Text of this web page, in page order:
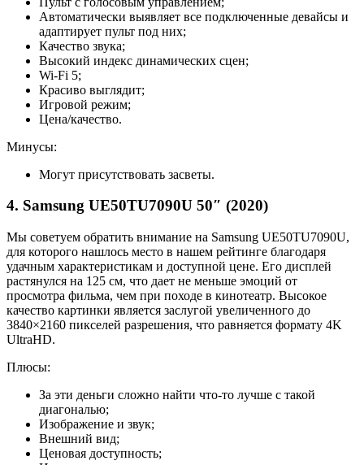
Автоматически выявляет все подключенные девайсы и
адаптирует пульт под них;
Качество звука;
Высокий индекс динамических сцен;
Wi-Fi 5;
Красиво выглядит;
Игровой режим;
Цена/качество.
Минусы:
Могут присутствовать засветы.
4. Samsung UE50TU7090U 50″ (2020)
Мы советуем обратить внимание на Samsung UE50TU7090U,
для которого нашлось место в нашем рейтинге благодаря
удачным характеристикам и доступной цене. Его дисплей
растянулся на 125 см, что дает не меньше эмоций от
просмотра фильма, чем при походе в кинотеатр. Высокое
качество картинки является заслугой увеличенного до
3840×2160 пикселей разрешения, что равняется формату 4K
UltraHD.
Плюсы:
За эти деньги сложно найти что-то лучше с такой
диагональю;
Изображение и звук;
Внешний вид;
Ценовая доступность;